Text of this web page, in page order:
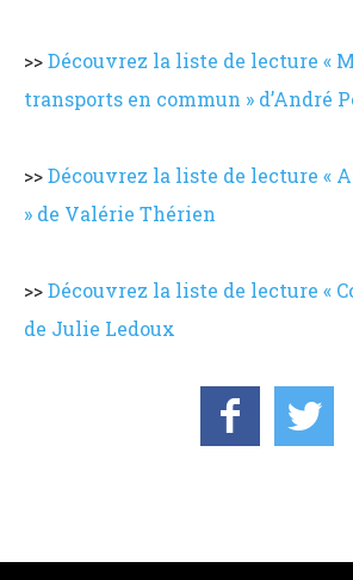
>>Découvrez la liste de lecture «
transports en commun » d’André
>>Découvrez la liste de lecture «
» de Valérie Thérien
>>Découvrez la liste de lecture «
de Julie Ledoux